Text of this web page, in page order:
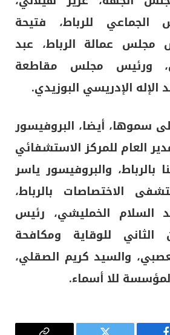
الجماعي للرباط، فتيحة
مجلس عمالة الرباط، عبد
ورئيس مجلس مقاطعة
الإله الإدريسي البوزيدي.
سموها، أيضا، البروفيسور
العام للمركز الاستشفائي
بالرباط، والبروفيسور ياسر
الاختصاصات بالرباط،
السلام الخمليشي، رئيس
للوقاية ومكافحة
والسيد كريم الصقلي،
للا أسماء.